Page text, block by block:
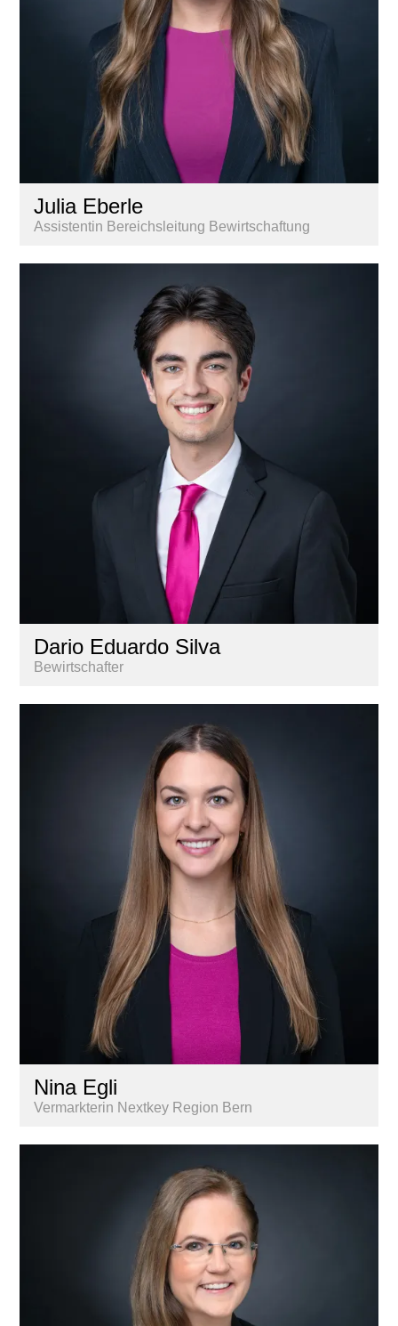
Julia Eberle
Assistentin Bereichsleitung Bewirtschaftung
Dario Eduardo Silva
Bewirtschafter
Nina Egli
Vermarkterin Nextkey Region Bern